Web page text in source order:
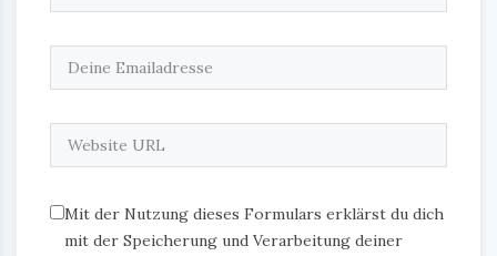
Mit der Nutzung dieses Formulars erklärst du dich
mit der Speicherung und Verarbeitung deiner